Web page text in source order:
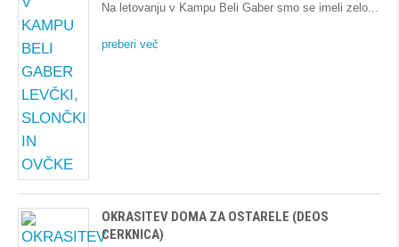
Na letovanju v Kampu Beli Gaber smo se imeli zelo
preberi več
OKRASITEV DOMA ZA OSTARELE (DEOS
CERKNICA)